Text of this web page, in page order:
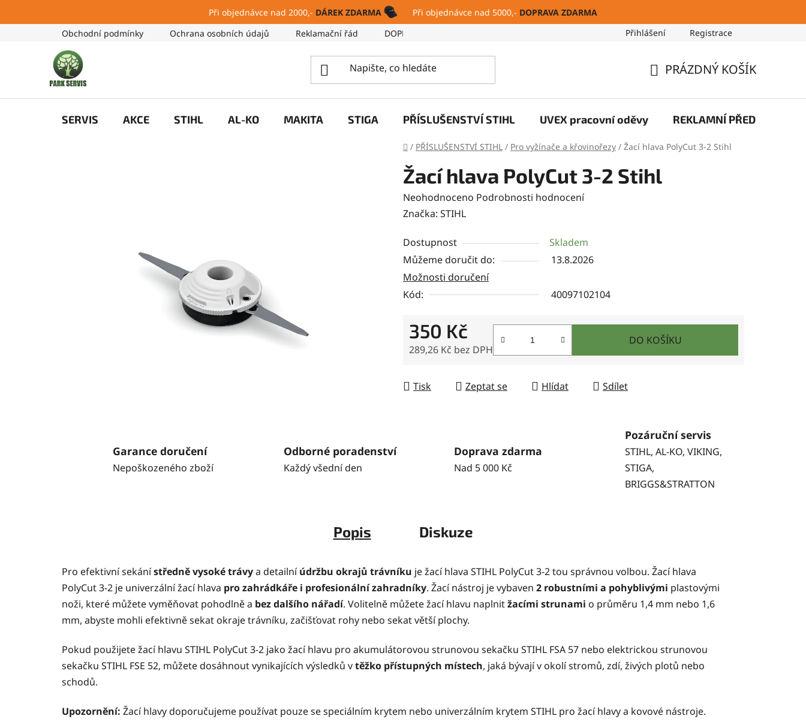
Při objednávce nad 2000,- DÁREK ZDARMA Při objednávce nad 5000,- DOPRAVA ZDARMA
Obchodní podmínky Ochrana osobních údajů Reklamační řád DOPRAVA A PLATBA Přihlášení Registrace
KOŠÍK
PRÁZDNÝ KOŠÍK
SERVIS AKCE STIHL AL-KO MAKITA STIGA PŘÍSLUŠENSTVÍ STIHL UVEX pracovní oděvy REKLAMNÍ PŘEDMĚTY
Domů
/ PŘÍSLUŠENSTVÍ STIHL / Pro vyžínače a křovinořezy / Žací hlava PolyCut 3-2 Stihl
Žací hlava PolyCut 3-2 Stihl
Průměrné
hodnocení
je
0,0
z
5
Neohodnoceno Podrobnosti hodnocení
Značka: STIHL
Dostupnost
Skladem
Můžeme doručit do:
13.8.2026
Možnosti doručení
Kód:
40097102104
350 Kč
289,26 Kč bez DPH
DO KOŠÍKU
Tisk Zeptat se Hlídat Sdílet
Garance doručení
Nepoškozeného zboží
Odborné poradenství
Každý všední den
Doprava zdarma
Nad 5 000 Kč
Pozáruční servis
STIHL, AL-KO, VIKING,
STIGA,
BRIGGS&STRATTON
Popis Diskuze
Pro efektivní sekánístředně vysoké trávya detailní údržbu okrajů trávníku je žací hlava STIHL PolyCut 3-2 tou správnou volbou. Žací hlava
PolyCut 3-2 je univerzální žací hlava pro zahrádkáře i profesionální zahradníky. Žací nástroj je vybaven 2 robustními a pohyblivými plastovými
noži, které můžete vyměňovat pohodlně a bez dalšího nářadí. Volitelně můžete žací hlavu naplnitžacími strunami o průměru 1,4 mm nebo 1,6
mm, abyste mohli efektivně sekat okraje trávníku, začišťovat rohy nebo sekat větší plochy.
Pokud použijete žací hlavu STIHL PolyCut 3-2 jako žací hlavu pro akumulátorovou strunovou sekačku STIHL FSA 57 nebo elektrickou strunovou
sekačku STIHL FSE 52, můžete dosáhnout vynikajících výsledků vtěžko přístupných místech, jaká bývají v okolí stromů, zdí, živých plotů nebo
schodů.
Upozornění: Žací hlavy doporučujeme používat pouze se speciálním krytem nebo univerzálním krytem STIHL pro žací hlavy a kovové nástroje.